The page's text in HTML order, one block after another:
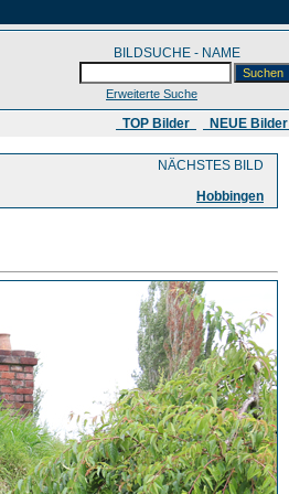
BILDSUCHE - NAME
Erweiterte Suche
​ TOP Bilder NEUE Bilder
NÄCHSTES BILD
Hobbingen